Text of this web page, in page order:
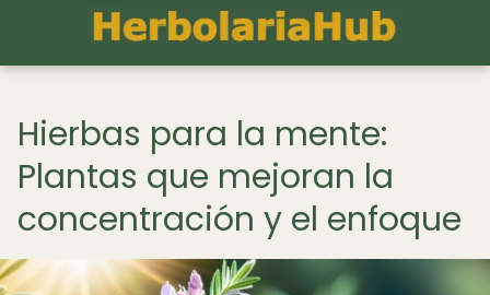
Hierbas para la mente:
Plantas que mejoran la
concentración y el enfoque